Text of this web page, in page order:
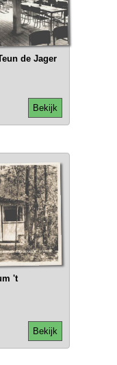
de Jager
Bekijk
't
Bekijk